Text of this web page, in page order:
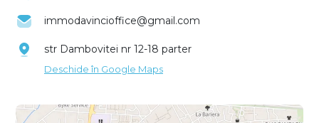
immodavincioffice@gmail.com
str Dambovitei nr 12-18 parter
Deschide în Google Maps